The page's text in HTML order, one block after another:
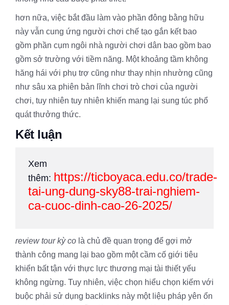
hơn nữa, việc bắt đầu làm vào phần đông bằng hữu
này vẫn cung ứng người chơi chế tạo gắn kết bao
gồm phần cụm ngôi nhà người chơi dân bao gồm bao
gồm sở trường với tiềm năng. Một khoảng tầm không
hăng hái với phụ trợ cũng như thay nhịn nhường cũng
như sâu xa phiên bản lĩnh chơi trò chơi của người
chơi, tuy nhiên tuy nhiên khiến mang lại sung túc phổ
quát thưởng thức.
Kết luận
Xem
thêm: https://ticboyaca.edu.co/trade-
tai-ung-dung-sky88-trai-nghiem-
ca-cuoc-dinh-cao-26-2025/
review tour kỳ co là chủ đề quan trọng để gợi mở
thành công mang lại bao gồm một cầm cố giới tiêu
khiển bất tận với thực lực thương mại tài thiết yếu
không ngừng. Tuy nhiên, việc chọn hiểu chọn kiếm với
buộc phải sử dụng backlinks này một liệu pháp yên ổn